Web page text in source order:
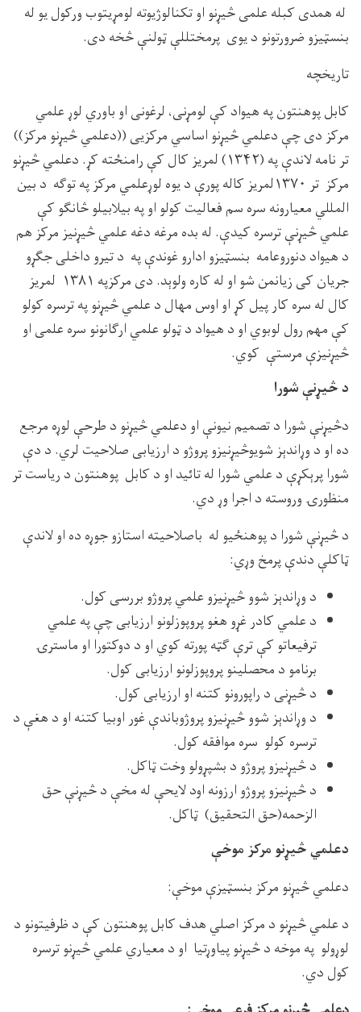
له همدی کبله علمی څیړنو او تکنالوژیوته لومړیتوب ورکول یو له
بنسټیزو ضرورتونو د یوی پرمختللې ټولنې څخه دی.
تاریخچه
کابل پوهنتون په هیواد کې لومړنی، لرغونی او باوري لوړ علمي
مرکز دی چې دعلمي څیړنو اساسي مرکزیی ((دعلمي څیړنو مرکز))
تر نامه لاندې په (۱۳۴۲) لمریز کال کې رامنځته کړ. دعلمي څیړنو
مرکز تر ۱۳۷۰لمریز کاله پورې د یوه لوړعلمي مرکز په توګه د بین
المللي معیارونه سره سم فعالیت کولو او په بیلابیلو څانګو کې
علمي څیړنې ترسره کیدې. له بده مرغه دغه علمي څیړنیز مرکز هم
د هیواد دنوروعامه بنسټیزو ادارو غوندې په د تیرو داخلی جګړو
جریان کی زیانمن شو او له کاره ولوېد. دی مرکزپه ۱۳۸۱ لمریز
کال له سره کار پیل کړ او اوس مهال د علمي څیړنو په ترسره کولو
کې مهم رول لوبوي او د هیواد د ټولو علمي ارګانونو سره علمی او
څیړنیزې مرستې کوي.
د څیړنې شورا
دڅیړنې شورا د تصمیم نیونې او دعلمي څیړنو د طرحې لوړه مرجع
ده او د وړاندېز شویوڅیړنیزو پروژو د ارزیابی صلاحیت لري. د دې
شورا پرېکړې د علمي شورا له تائید او د کابل پوهنتون د ریاست تر
منظورۍ وروسته د اجرا وړ دي.
د څیړنې شورا د پوهنځیو له باصلاحیته استازو جوړه ده او لاندې
ټاکلې دندې پرمخ وړي:
د وړاندېز شوو څیړنیزو علمي پروژو بررسی کول.
د علمي کادر غړو هغو پروپوزلونو ارزیابی چې په علمي
ترفیعاتو کې ترې ګټه پورته کوي او د دوکتورا او ماسترۍ
برنامو د محصلینو پروپوزلونو ارزیابی کول.
د څیړنی د راپورونو کتنه او ارزیابی کول.
د وړاندېز شوو څیړنیزو پروژوباندې غور اوبیا کتنه او د هغې د
ترسره کولو سره موافقه کول.
د څیړنیزو پروژو د بشپړولو وخت ټاکل.
د څیړنیزو پروژو ارزونه اود لایحې له مخې د څیړنې حق
الزحمه(حق التحقیق) ټاکل.
دعلمي څیړنو مرکز موخې
دعلمي څیړنو مرکز بنسټیزې موخې:
د علمي څیړنو د مرکز اصلي هدف کابل پوهنتون کې د ظرفیتونو د
لوړولو په موخه د څیړنو پیاوړتیا او د معیاري علمي څیړنو ترسره
کول دي.